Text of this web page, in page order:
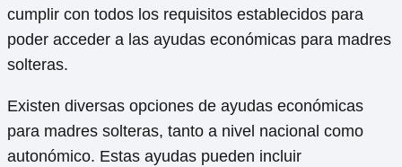
cumplir con todos los requisitos establecidos para
poder acceder a las ayudas económicas para madres
solteras.
Existen diversas opciones de ayudas económicas
para madres solteras, tanto a nivel nacional como
autonómico. Estas ayudas pueden incluir